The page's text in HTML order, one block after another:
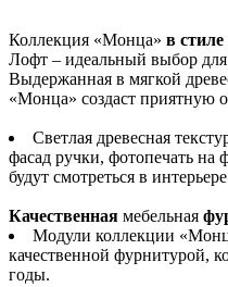
Коллекция «Монца» в
Лофт – идеальный выбор
Выдержанная в мягкой
«Монца» создаст приятную
Светлая древесная
фасад ручки, фотопечать
будут смотреться в
Качественная мебельная
Модули коллекции
качественной фурнитурой,
годы.